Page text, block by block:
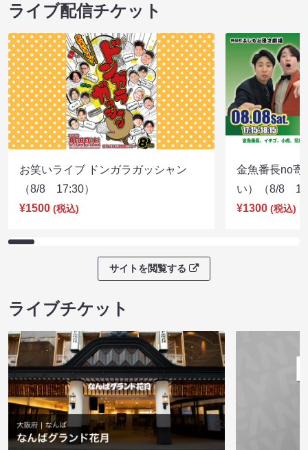
ライブ配信チケット
お笑いライブ ドンガラガッシャン
（8/8 17:30）
¥1500 (税込)
金魚番長no寄
い）（8/8
¥1300 (税込)
サイトを閲覧する
ライブチケット